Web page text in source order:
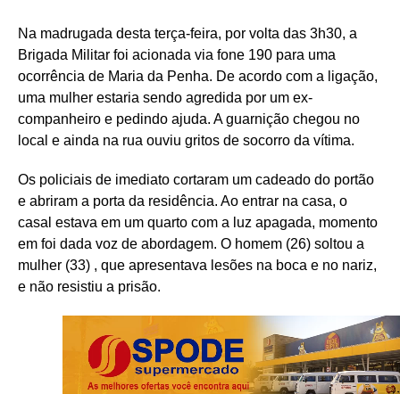
Na madrugada desta terça-feira, por volta das 3h30, a
Brigada Militar foi acionada via fone 190 para uma
ocorrência de Maria da Penha. De acordo com a ligação,
uma mulher estaria sendo agredida por um ex-
companheiro e pedindo ajuda. A guarnição chegou no
local e ainda na rua ouviu gritos de socorro da vítima.
Os policiais de imediato cortaram um cadeado do portão
e abriram a porta da residência. Ao entrar na casa, o
casal estava em um quarto com a luz apagada, momento
em foi dada voz de abordagem. O homem (26) soltou a
mulher (33) , que apresentava lesões na boca e no nariz,
e não resistiu a prisão.